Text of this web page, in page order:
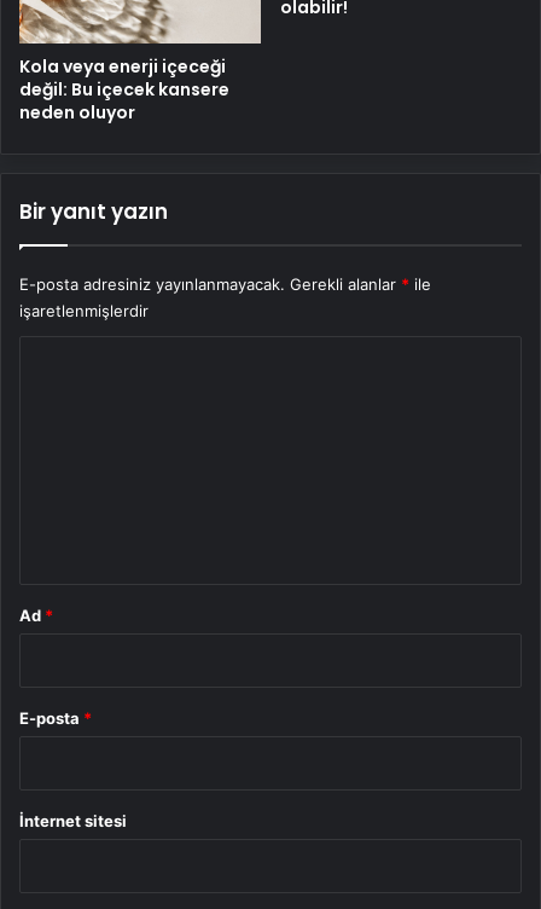
Kola veya enerji içeceği
değil: Bu içecek kansere
neden oluyor
olabilir!
Bir yanıt yazın
E-posta adresiniz yayınlanmayacak. Gerekli alanlar * ile
işaretlenmişlerdir
Ad *
E-posta *
İnternet sitesi